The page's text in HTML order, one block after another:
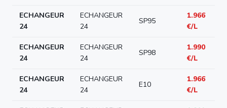
ECHANGEUR
24
ECHANGEUR
24
SP95
1.966
€/L
ECHANGEUR
24
ECHANGEUR
24
SP98
1.990
€/L
ECHANGEUR
24
ECHANGEUR
24
E10
1.966
€/L